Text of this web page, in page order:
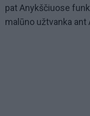
pat Anykščiuose
malūno užtvanka ant